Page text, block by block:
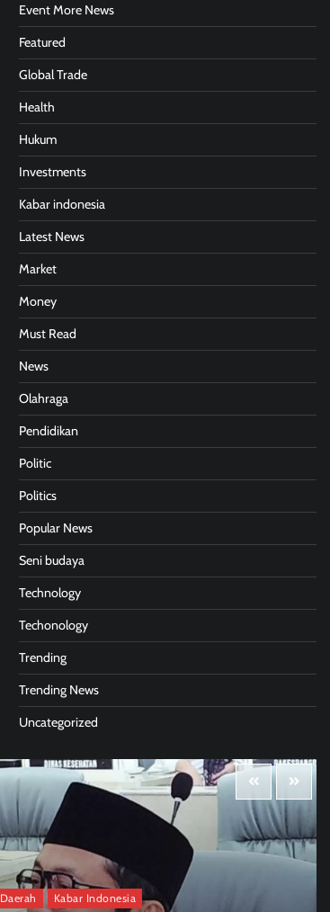
Event More News
Featured
Global Trade
Health
Hukum
Investments
Kabar indonesia
Latest News
Market
Money
Must Read
News
Olahraga
Pendidikan
Politic
Politics
Popular News
Seni budaya
Technology
Techonology
Trending
Trending News
Uncategorized
Daerah Kabar Indonesia